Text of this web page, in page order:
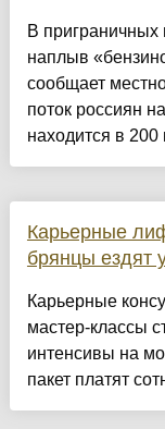
В приграничных
наплыв
сообщает
поток россиян
находится в
Карьерные
брянцы ездят
Карьерные
мастер-классы
интенсивы на
пакет платят